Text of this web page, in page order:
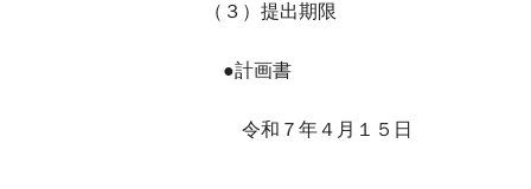
（３）提出期限
●計画書
令和７年４月１５日